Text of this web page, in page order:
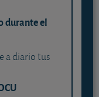
durante el
a diario tus